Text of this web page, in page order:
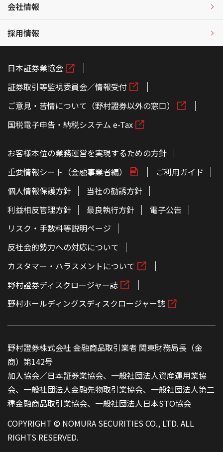
会社情報
採用情報
日本証券業協会
証券取引等監視委員会／情報受付
ご意見・苦情について（野村證券以外の窓口）
国税電子申告・納税システム e-Tax
お客様本位の業務運営を実現するための方針
重要情報シート（金融事業者編）
ご利用ガイド
個人情報保護方針
当社の勧誘方針
利益相反管理方針
最良執行方針
電子公告
リスク・手数料等説明ページ
反社会的勢力への対応について
カスタマー・ハラスメントについて
野村證券ディスクロージャー誌
野村ホールディングスディスクロージャー誌
野村證券株式会社 金融商品取引業者 関東財務局長（金
商）第142号
加入協会／日本証券業協会、一般社団法人資産運用業協
会、一般社団法人金融先物取引業協会、一般社団法人第二
種金融商品取引業協会、一般社団法人日本STO協会
COPYRIGHT © NOMURA SECURITIES CO., LTD. ALL
RIGHTS RESERVED.